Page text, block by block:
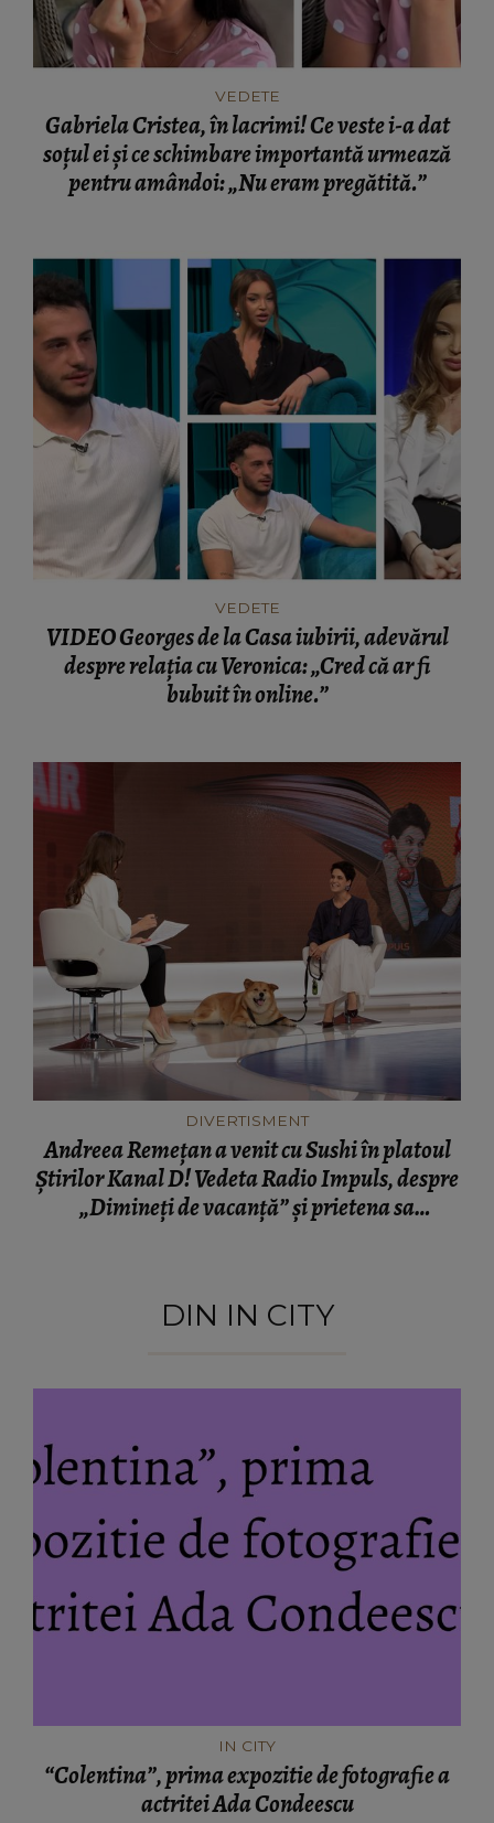
VEDETE
Gabriela Cristea, în lacrimi! Ce veste i-a dat
soțul ei și ce schimbare importantă urmează
pentru amândoi: „Nu eram pregătită.”
VEDETE
VIDEO Georges de la Casa iubirii, adevărul
despre relația cu Veronica: „Cred că ar fi
bubuit în online.”
DIVERTISMENT
Andreea Remețan a venit cu Sushi în platoul
Știrilor Kanal D! Vedeta Radio Impuls, despre
„Dimineți de vacanță” și prietena sa
DIN IN CITY
IN CITY
“Colentina”, prima expozitie de fotografie a
actritei Ada Condeescu